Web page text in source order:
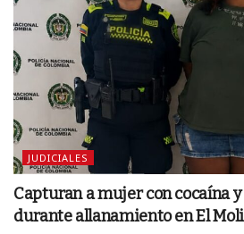
JUDICIALES
Capturan a mujer con cocaína y
durante allanamiento en El